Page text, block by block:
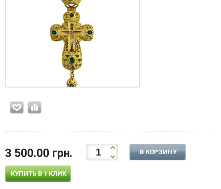
3 500.00 грн. В КОРЗИНУ
КУПИТЬ В 1 КЛИК